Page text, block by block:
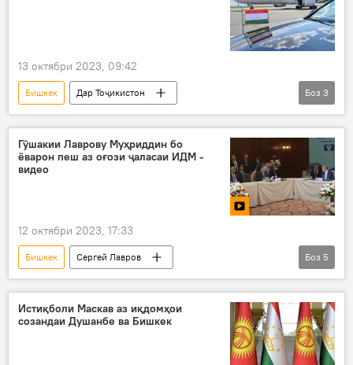
13 октябри 2023, 09:42
Бишкек
Дар Тоҷикистон
Эмомалӣ Раҳмон
Сиёсат
ИДМ
Қирғизистон
Боз 3
Гӯшакии Лаврову Муҳриддин бо
ёварон пеш аз оғози ҷаласаи ИДМ -
видео
12 октябри 2023, 17:33
Бишкек
Сергей Лавров
Сироҷиддин Муҳриддин
ИДМ
маҷлис
Русия
Боз 5
Истиқболи Маскав аз иқдомҳои
созандаи Душанбе ва Бишкек